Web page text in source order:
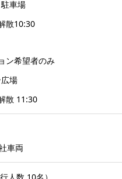
車場
散10:30
ン希望者のみ
場
散 11:30
車両